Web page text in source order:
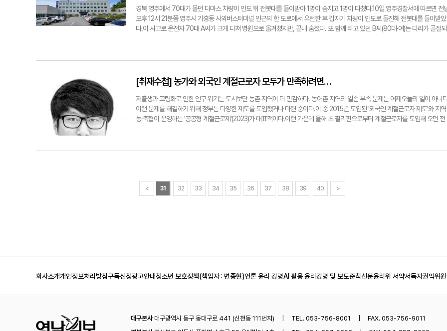
경북 영주에서 70대가 몰던 다마스 차량이 인도 위 전봇대를 들이받아 1명이 숨지고 1명이 다쳤다.10일 영주경찰서에 따르면 전
오후 12시 21분쯤 영주시 가흥동 시외버스터미널 인근의 한 도로에서 유턴한 후 갑자기 차량이 인도로 돌진해 전봇대를 들이받았
다.이 사고로 운전자 70대 A씨가 크게 다쳐 병원으로 옮겨졌지만, 끝내 숨졌다. 또 함께 타고 있던 B씨(80대·여)는 다리가 골절되
[취재수첩] 농가와 외국인 계절근로자 모두가 만족하려면…
저출생과 고령화로 인한 인구 위기는 도시보단 농촌 지역이 더 민감하다. 농어촌 지역의 일손 부족 문제는 어제오늘의 일이 아니
이런 문제를 해결하기 위해 정부는 다양한 제도를 도입했거나 마련 중이다.이 중 2015년 도입된 '외국인 계절근로자 제도'와 지역
농·축협이 운영하는 '공공형 계절근로제'(2023)가 대표적이다.이런 가운데 올해 초 필리핀으로부터 계절근로자를 도입해 오던 전
니터링한 데다 필리핀 결혼이주여성들을 언어소통 도우미로 지정 배치해 고용 농가와 계절근로자 간 소통 문제 해결을 적극 지원
하고 있다.또 계절근로자 도입 시 발생할 수 있는 '무단이탈'에 대해서도 대책을 마련했다. 시는 무단이탈자가 발생하지 않은 지역의
나면서 예산 지원에 인색하다고 한다. 이 제도의 직접적인 수요자는 지역 농민인 만큼 대대적인 지원과 책임이 있어야 할 것이다.
< 31 32 33 34 35 36 37 38 39 40 >
회사소개개인정보처리방침구독신청광고안내청소년 보호정책(책임자 : 변종현)언론 윤리 강령AI 활용 윤리강령 및 보도준칙신문윤리위 서약서독자권익위
대구본사대구광역시 동구 동대구로 441 (신천동 111번지) TEL. 053-756-8001
FAX. 053-756-9011